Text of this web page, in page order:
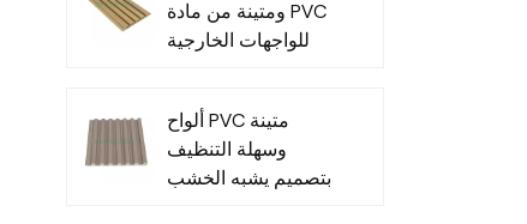
ومتينة من مادة PVC
للواجهات الخارجية
ألواح PVC متينة
وسهلة التنظيف
بتصميم يشبه الخشب